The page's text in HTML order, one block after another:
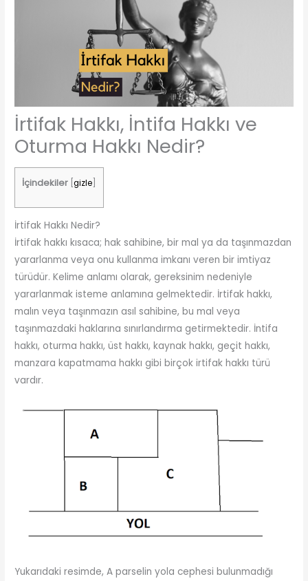
İrtifak Hakkı, İntifa Hakkı ve
Oturma Hakkı Nedir?
İçindekiler [gizle
İrtifak Hakkı Nedir?
İrtifak hakkı kısaca; hak sahibine, bir mal ya da taşınmazdan
yararlanma veya onu kullanma imkanı veren bir imtiyaz
türüdür. Kelime anlamı olarak, gereksinim nedeniyle
yararlanmak isteme anlamına gelmektedir. İrtifak hakkı,
malın veya taşınmazın asıl sahibine, bu mal veya
taşınmazdaki haklarına sınırlandırma getirmektedir. İntifa
hakkı, oturma hakkı, üst hakkı, kaynak hakkı, geçit hakkı,
manzara kapatmama hakkı gibi birçok irtifak hakkı türü
vardır.
Yukarıdaki resimde, A parselin yola cephesi bulunmadığı